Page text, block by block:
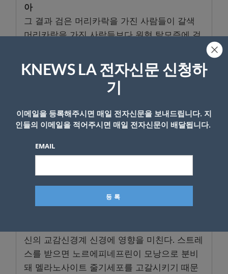
아
그 결과 검은 머리카락을 가진 사람들이 갈색
머리카락을 가진 사람들보다 원형 탈모증에 걸
히 머리 색깔이 어두울수록 원형탈모증에 더 잘
걸릴 수 있는 것으로 나타났다.
머리카락은 모낭 속 색소를 공급하는 멜라노사
이트 줄기세포가 고갈되기 시작하면 회색으로
변하기 시작한다. 모발 주기를 여러 번 거치면
을 거쳐 완전히 흰색으로 바뀐다.
이 과정이 건강 상태나 가족력, 스트레스로 인
신의 교감신경계 신경에 영향을 미친다. 스트레
스를 받으면 노르에피네프린이 모낭으로 분비
돼 멜라노사이트 줄기세포를 고갈시키기 때문
KNEWS LA 전자신문 신청하
기
이메일을 등록해주시면 매일 전자신문을 보내드립니다. 지
인들의 이메일을 적어주시면 매일 전자신문이 배달됩니다.
EMAIL